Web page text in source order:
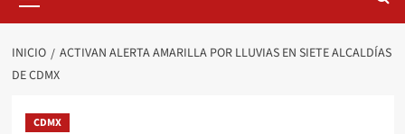
INICIO
ACTIVAN ALERTA AMARILLA POR LLUVIAS EN SIETE ALCALDÍAS
DE CDMX
CDMX